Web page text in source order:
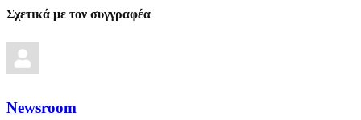
Σχετικά με τον συγγραφέα
Newsroom